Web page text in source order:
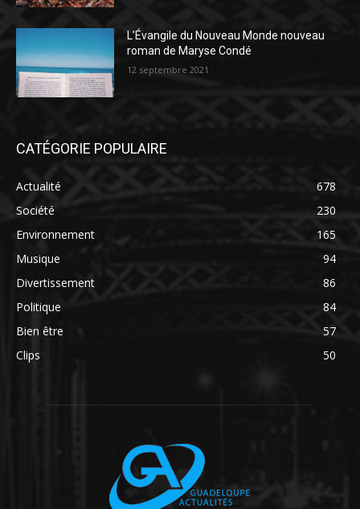
L’Évangile du Nouveau Monde nouveau
roman de Maryse Condé
12 septembre 2021
CATÉGORIE POPULAIRE
Actualité
678
Société
230
Environnement
165
Musique
94
Divertissement
86
Politique
84
Bien être
57
Clips
50